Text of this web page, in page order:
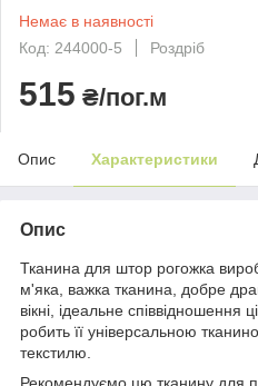
Немає в наявності
Код: 244000-5
Роздріб
515 ₴/пог.м
Опис Характеристики
Опис
Тканина для штор рогожка
м'яка, важка тканина, добре
вікні, ідеальне співвідношення
робить її універсальною
текстилю.
Рекомендуємо цю тканину для